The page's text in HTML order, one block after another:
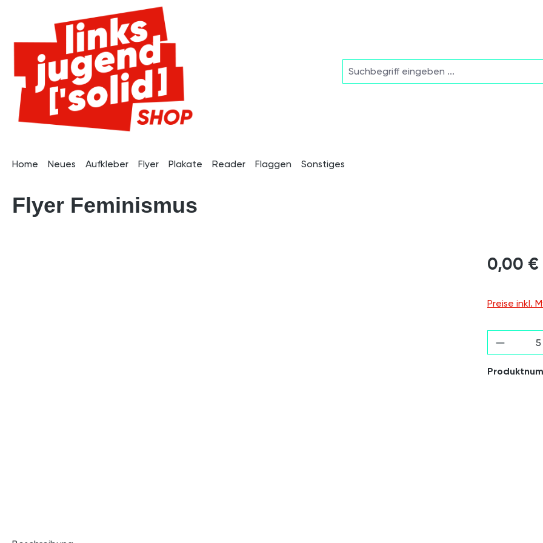
Zur Hauptnavigation springen
Home Neues Aufkleber Flyer Plakate Reader Flaggen Sonstiges
Flyer Feminismus
0,00 €
Preise inkl.